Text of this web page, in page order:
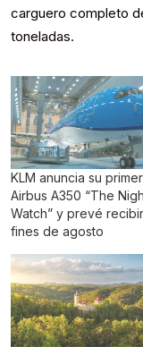
carguero completo
toneladas.
KLM anuncia su primer
Airbus A350 “The
Watch” y prevé
fines de agosto